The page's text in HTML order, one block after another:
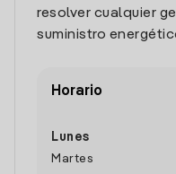
resolver cualquier
suministro
Horario
Lunes
Martes